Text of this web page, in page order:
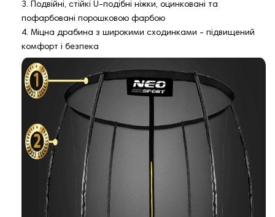
3. Подвійні, стійкі U-подібні ніжки, оцинковані та
пофарбовані порошковою фарбою
4. Міцна драбина з широкими сходинками - підвищений
комфорт і безпека